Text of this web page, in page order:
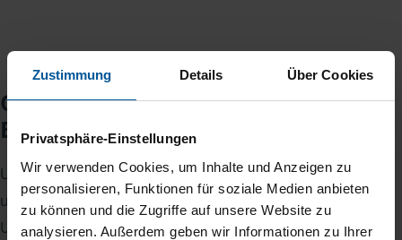
Zustimmung Details Über Cookies
Privatsphäre-Einstellungen
Wir verwenden Cookies, um Inhalte und Anzeigen zu
personalisieren, Funktionen für soziale Medien anbieten
zu können und die Zugriffe auf unsere Website zu
analysieren. Außerdem geben wir Informationen zu Ihrer
Checkliste für Ihr
Beratungsgespräch
Um Ihre Steuererklärung erstellen zu können, benötigen
unsere Beraterinnen und Berater eine Reihe von
Unterlagen von Ihnen. Dazu gehört beispielsweise die